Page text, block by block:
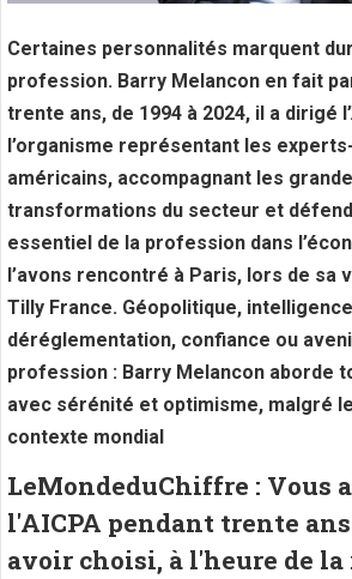
Certaines personnalités marquent
profession. Barry Melancon en fait
trente ans, de 1994 à 2024, il a dirigé
l’organisme représentant les
américains, accompagnant les
transformations du secteur et
essentiel de la profession dans
l’avons rencontré à Paris, lors de sa
Tilly France. Géopolitique,
déréglementation, confiance ou
profession : Barry Melancon aborde
avec sérénité et optimisme, malgré
contexte mondial
LeMondeduChiffre : Vous
l'AICPA pendant trente
avoir choisi, à l'heure de la